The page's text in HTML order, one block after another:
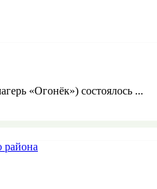
«Огонёк») состоялось ...